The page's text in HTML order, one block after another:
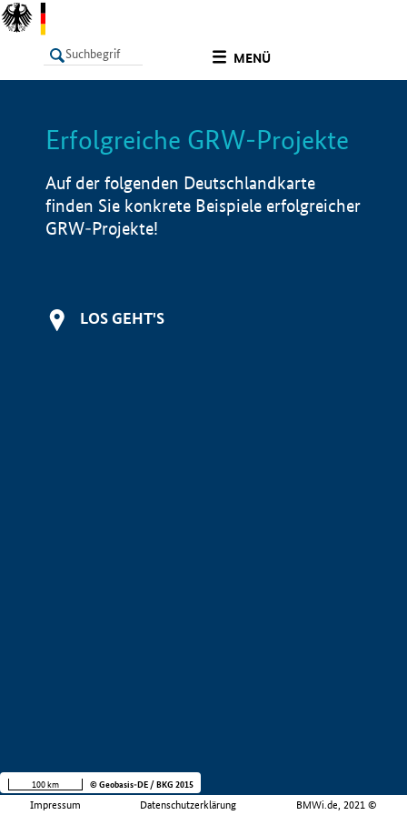
MENÜ
LISTE Info
Erfolgreiche GRW-Projekte
Auf der folgenden Deutschlandkarte
finden Sie konkrete Beispiele erfolgreicher
GRW-Projekte!
LOS GEHT'S
Impressum Datenschutzerklärung BMWi.de, 2021 ©
100 km © Geobasis-DE / BKG 2015